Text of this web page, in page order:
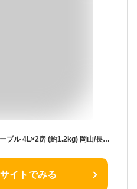
シャインマスカット ＆ ナガノパープル 4L×2房 (約1.2kg) 岡山/長野産 秀品 しゃいんますかっと ながのぱーぷる ぶどう ブドウ 葡萄 皮ごと 種無し 食品 フルーツ 果物 ブドウ ギフト 贈答 進物 お供え 御供え 甘い 人気 男性 女性 喜ばれる 2025 送料無料
イトでみる